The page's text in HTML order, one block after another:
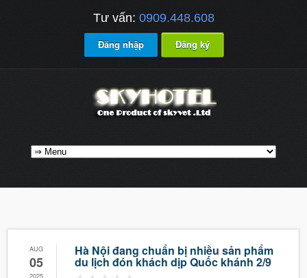
Tư vấn: 0909.448.608
Đăng nhập Đăng ký
AUG
05
2025
Hà Nội đang chuẩn bị nhiều sản phẩm
du lịch đón khách dịp Quốc khánh 2/9